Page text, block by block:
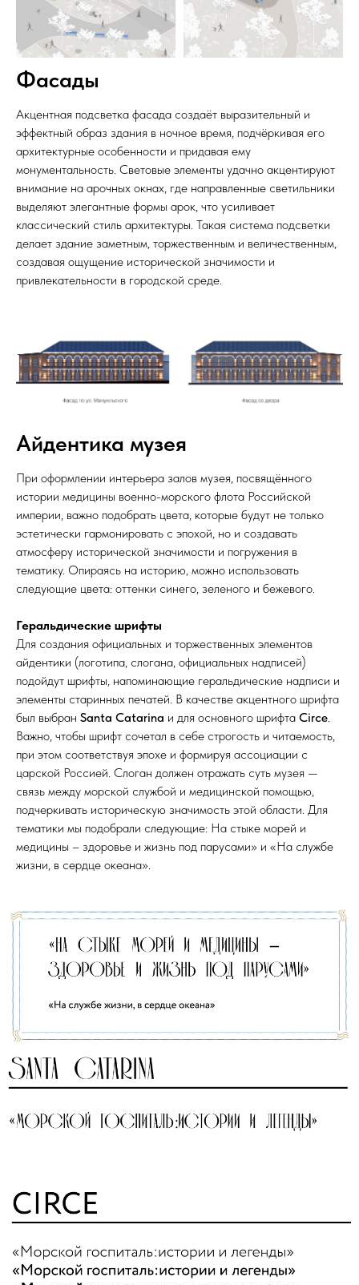
Фасады
Акцентная подсветка фасада создаёт выразительный и
эффектный образ здания в ночное время, подчёркивая его
архитектурные особенности и придавая ему
монументальность. Световые элементы удачно акцентируют
внимание на арочных окнах, где направленные светильники
выделяют элегантные формы арок, что усиливает
классический стиль архитектуры. Такая система подсветки
делает здание заметным, торжественным и величественным,
создавая ощущение исторической значимости и
привлекательности в городской среде.
Айдентика музея
При оформлении интерьера залов музея, посвящённого
истории медицины военно-морского флота Российской
империи, важно подобрать цвета, которые будут не только
эстетически гармонировать с эпохой, но и создавать
атмосферу исторической значимости и погружения в
тематику. Опираясь на историю, можно использовать
следующие цвета: оттенки синего, зеленого и бежевого.
Геральдические шрифты
Для создания официальных и торжественных элементов
айдентики (логотипа, слогана, официальных надписей)
подойдут шрифты, напоминающие геральдические надписи и
элементы старинных печатей. В качестве акцентного шрифта
был выбран Santa Catarina и для основного шрифта Circe.
Важно, чтобы шрифт сочетал в себе строгость и читаемость,
при этом соответствуя эпохе и формируя ассоциации с
царской Россией. Слоган должен отражать суть музея —
связь между морской службой и медицинской помощью,
подчеркивать историческую значимость этой области. Для
тематики мы подобрали следующие: На стыке морей и
медицины – здоровье и жизнь под парусами» и «На службе
жизни, в сердце океана».